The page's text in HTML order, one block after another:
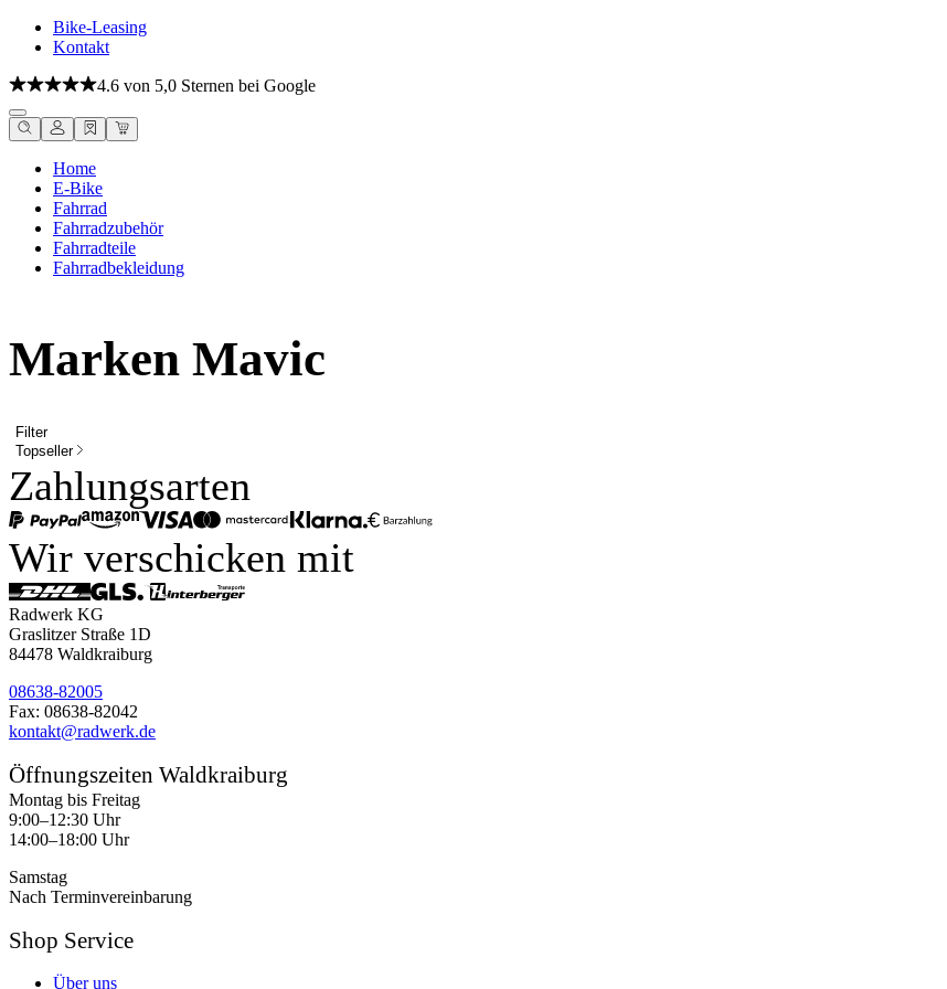
Bike-Leasing
Kontakt
4.6 von 5,0 Sternen bei Google
Home
E-Bike
Fahrrad
Fahrradzubehör
Fahrradteile
Fahrradbekleidung
Marken Mavic
Filter
Topseller
Zahlungsarten
Wir verschicken mit
Radwerk KG
Graslitzer Straße 1D
84478 Waldkraiburg
08638-82005
Fax: 08638-82042
kontakt@radwerk.de
Öffnungszeiten Waldkraiburg
Montag bis Freitag
9:00–12:30 Uhr
14:00–18:00 Uhr
Samstag
Nach Terminvereinbarung
Shop Service
Über uns